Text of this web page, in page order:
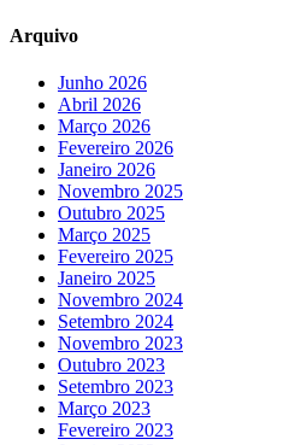
Arquivo
Junho 2026
Abril 2026
Março 2026
Fevereiro 2026
Janeiro 2026
Novembro 2025
Outubro 2025
Março 2025
Fevereiro 2025
Janeiro 2025
Novembro 2024
Setembro 2024
Novembro 2023
Outubro 2023
Setembro 2023
Março 2023
Fevereiro 2023